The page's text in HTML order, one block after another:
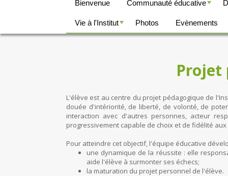
Bienvenue Communauté éducative
Vie à l'Institut Photos Evènements
Projet
L'élève est au centre du projet pédagogique de
douée d'intériorité, de liberté, de volonté, de
interaction avec d'autres personnes, acteur
progressivement capable de choix et de fidélité
Pour atteindre cet objectif, l'équipe éducative
une dynamique de la réussite : elle
aide l'élève à surmonter ses échecs;
la maturation du projet personnel de l'élève.